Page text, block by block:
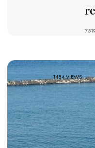
1484 VIEWS